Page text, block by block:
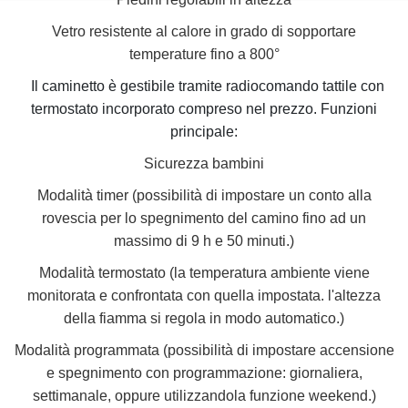
Vetro resistente al calore in grado di sopportare
temperature fino a 800°
Il caminetto è gestibile tramite radiocomando tattile con
termostato incorporato compreso nel prezzo. Funzioni
principale:
Sicurezza bambini
Modalità timer (possibilità di impostare un conto alla
rovescia per lo spegnimento del camino fino ad un
massimo di 9 h e 50 minuti.)
Modalità termostato (la temperatura ambiente viene
monitorata e confrontata con quella impostata. l'altezza
della fiamma si regola in modo automatico.)
Modalità programmata (possibilità di impostare accensione
e spegnimento con programmazione: giornaliera,
settimanale, oppure utilizzandola funzione weekend.)